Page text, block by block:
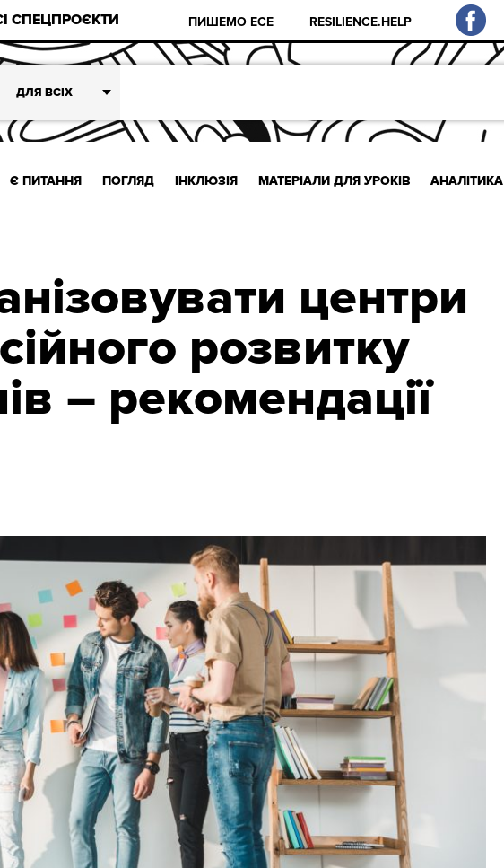
СПЕЦПРОЄКТИ ПИШЕМО ЕСЕ RESILIENCE.HELP
ДЛЯ ВСІХ
Є ПИТАННЯ ПОГЛЯД ІНКЛЮЗІЯ МАТЕРІАЛИ ДЛЯ УРОКІВ АНАЛІТИКА
центри
розвитку
– рекомендації